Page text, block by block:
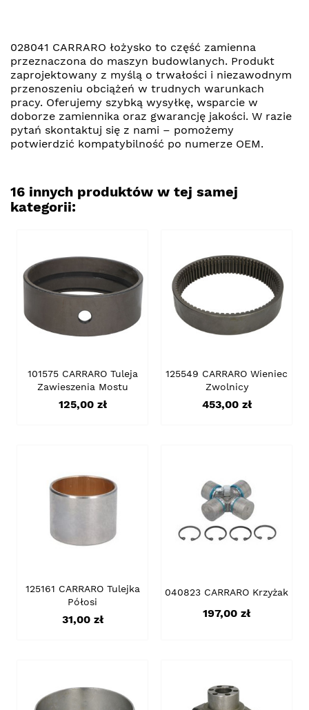
028041 CARRARO łożysko to część zamienna
przeznaczona do maszyn budowlanych. Produkt
zaprojektowany z myślą o trwałości i niezawodnym
przenoszeniu obciążeń w trudnych warunkach
pracy. Oferujemy szybką wysyłkę, wsparcie w
doborze zamiennika oraz gwarancję jakości. W razie
pytań skontaktuj się z nami – pomożemy
potwierdzić kompatybilność po numerze OEM.
16 innych produktów w tej samej
kategorii:
101575 CARRARO Tuleja
Zawieszenia Mostu
Cena
125,00 zł
125549 CARRARO Wieniec
Zwolnicy
Cena
453,00 zł
125161 CARRARO Tulejka
Półosi
Cena
31,00 zł
040823 CARRARO Krzyżak
Cena
197,00 zł